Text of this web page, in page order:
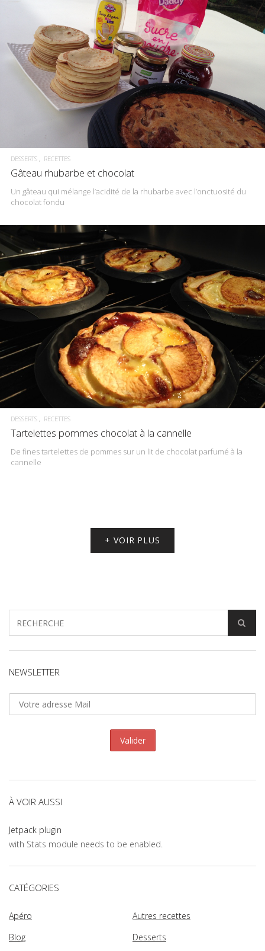
DESSERTS RECETTES
Gâteau rhubarbe et chocolat
Un gâteau qui mélange l’acidité de la rhubarbe avec l’onctuosité du
chocolat fondu
DESSERTS RECETTES
Tartelettes pommes chocolat à la cannelle
De fines tartelettes de pommes sur un lit de chocolat parfumé à la
cannelle
+ VOIR PLUS
NEWSLETTER
À VOIR AUSSI
Jetpack plugin
with Stats module needs to be enabled.
CATÉGORIES
Apéro
Autres recettes
Blog
Desserts